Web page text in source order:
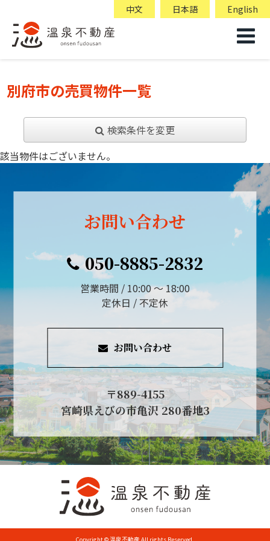
中文 日本語 English
別府市の売買物件一覧
検索条件を変更
該当物件はございません。
お問い合わせ
050-8885-2832
営業時間 / 10:00 ～ 18:00
定休日 / 不定休
お問い合わせ
〒889-4155
宮崎県えびの市亀沢 280番地3